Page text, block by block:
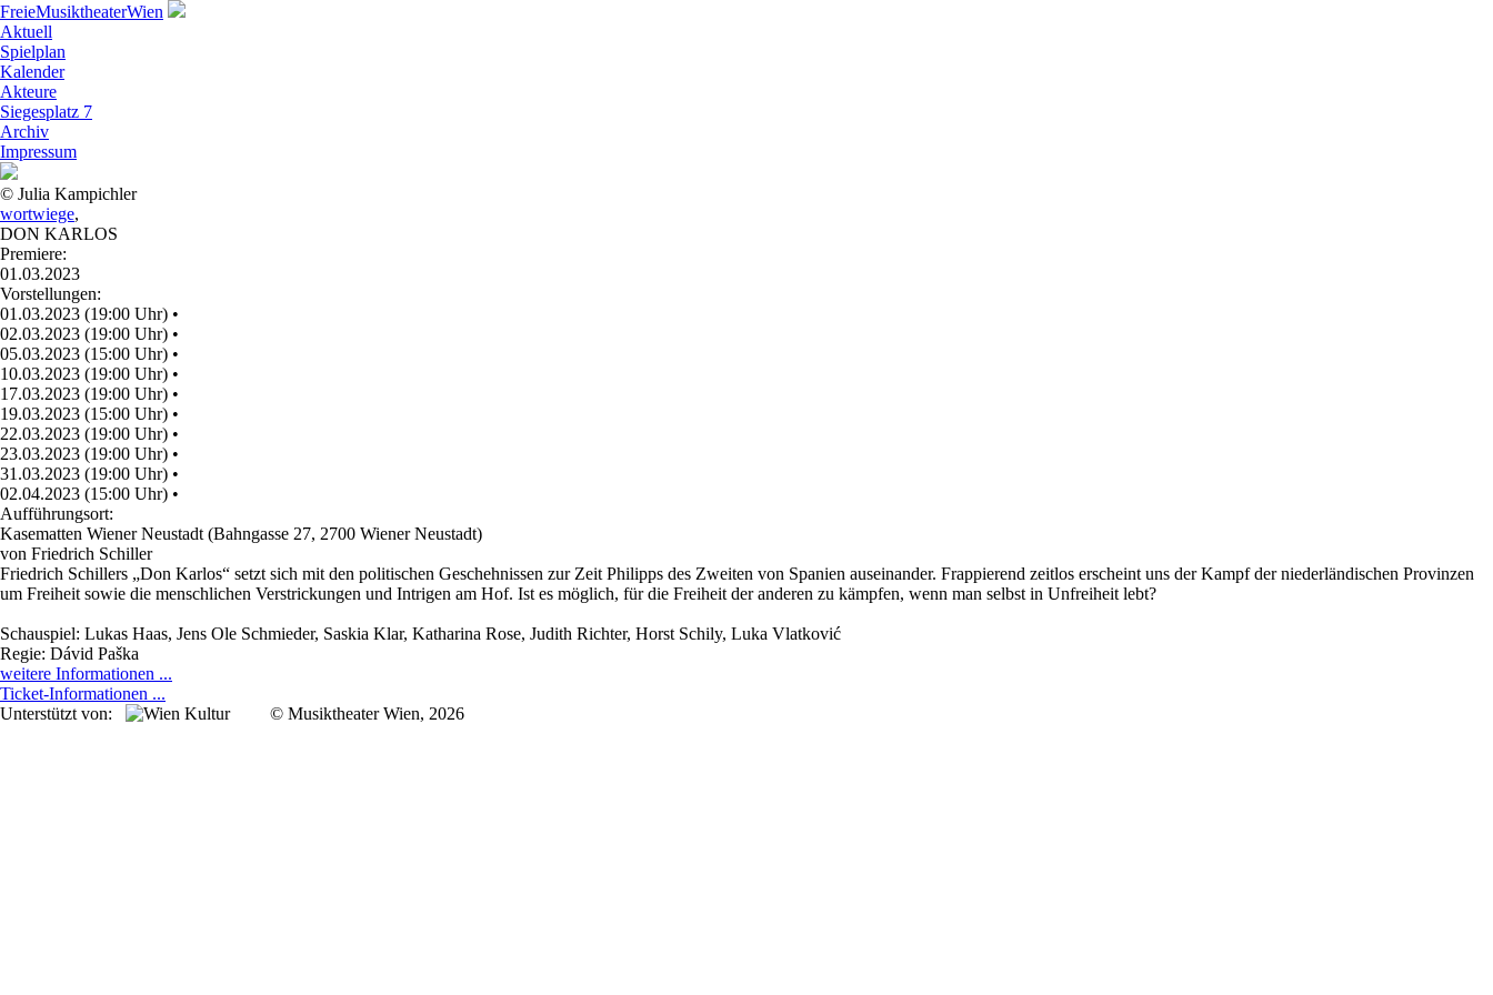
FreieMusiktheaterWien
Aktuell
Spielplan
Kalender
Akteure
Siegesplatz 7
Archiv
Impressum
© Julia Kampichler
wortwiege,
DON KARLOS
Premiere:
01.03.2023
Vorstellungen:
01.03.2023 (19:00 Uhr) •
02.03.2023 (19:00 Uhr) •
05.03.2023 (15:00 Uhr) •
10.03.2023 (19:00 Uhr) •
17.03.2023 (19:00 Uhr) •
19.03.2023 (15:00 Uhr) •
22.03.2023 (19:00 Uhr) •
23.03.2023 (19:00 Uhr) •
31.03.2023 (19:00 Uhr) •
02.04.2023 (15:00 Uhr) •
Aufführungsort:
Kasematten Wiener Neustadt (Bahngasse 27, 2700 Wiener Neustadt)
von Friedrich Schiller
Friedrich Schillers „Don Karlos“ setzt sich mit den politischen Geschehnissen zur Zeit Philipps des Zweiten von Spanien auseinander. Frappierend zeitlos erscheint uns der Kampf der niederländischen Provinzen
um Freiheit sowie die menschlichen Verstrickungen und Intrigen am Hof. Ist es möglich, für die Freiheit der anderen zu kämpfen, wenn man selbst in Unfreiheit lebt?
Schauspiel: Lukas Haas, Jens Ole Schmieder, Saskia Klar, Katharina Rose, Judith Richter, Horst Schily, Luka Vlatković
Regie: Dávid Paška
weitere Informationen ...
Ticket-Informationen ...
Unterstützt von:
© Musiktheater Wien, 2026